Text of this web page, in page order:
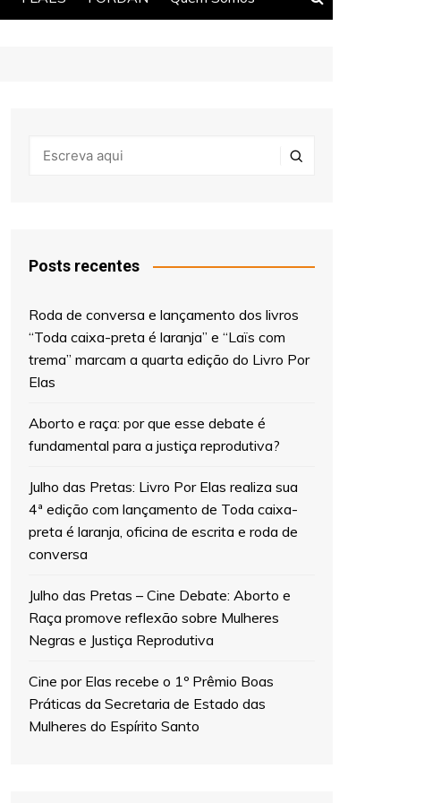
Posts recentes
Roda de conversa e lançamento dos livros
“Toda caixa-preta é laranja” e “Laïs com
trema” marcam a quarta edição do Livro Por
Elas
Aborto e raça: por que esse debate é
fundamental para a justiça reprodutiva?
Julho das Pretas: Livro Por Elas realiza sua
4ª edição com lançamento de Toda caixa-
preta é laranja, oficina de escrita e roda de
conversa
Julho das Pretas – Cine Debate: Aborto e
Raça promove reflexão sobre Mulheres
Negras e Justiça Reprodutiva
Cine por Elas recebe o 1º Prêmio Boas
Práticas da Secretaria de Estado das
Mulheres do Espírito Santo